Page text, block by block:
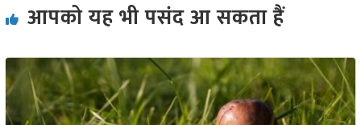
आपको यह भी पसंद आ सकता हैं